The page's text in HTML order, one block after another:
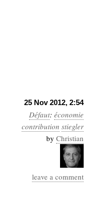
25 Nov 2012, 2:54
Défaut: économie
contribution stiegler
by Christian
leave a comment
technique technologies
relationnelles travail
Web-2.0Web-
Sémantique
écriture
Archives